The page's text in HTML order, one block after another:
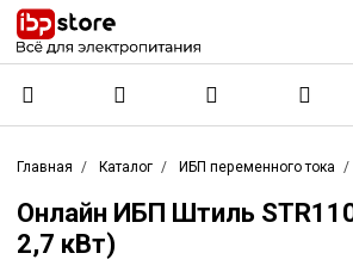
Главная Каталог ИБП переменного тока
Онлайн ИБП Штиль
2,7 кВт)